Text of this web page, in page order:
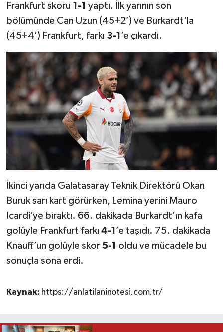
Frankfurt skoru 1-1 yaptı. İlk yarının son
bölümünde Can Uzun (45+2’) ve Burkardt'la
(45+4’) Frankfurt, farkı 3-1 ’e çıkardı.
İkinci yarıda Galatasaray Teknik Direktörü Okan
Buruk sarı kart görürken, Lemina yerini Mauro
Icardi’ye bıraktı. 66. dakikada Burkardt’ın kafa
golüyle Frankfurt farkı 4-1 ’e taşıdı. 75. dakikada
Knauff’un golüyle skor 5-1 oldu ve mücadele bu
sonuçla sona erdi.
Kaynak: https://anlatilaninotesi.com.tr/